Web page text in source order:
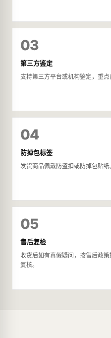
03
第三方鉴定
支持第三方平台或机构鉴定，重点
04
防掉包标签
发货商品佩戴防盗扣或防掉包贴纸
05
售后复检
收货后如有真假疑问，按售后政
复核。